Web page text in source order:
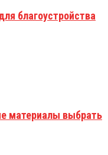
благоустройства
материалы выбрать